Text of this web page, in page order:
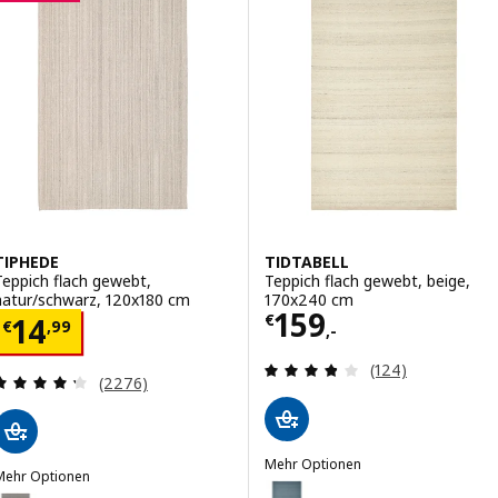
flach gewebt,
schwarz, 120x180 cm
€14,99€ 14,99
Überprüfung: 4.3 aus 5 sterne. Bewertungen
(2276)
Optionen
TIDTABELL
Teppich flach gewebt, beige,
170x240 cm
€159,-
Preis € 159,-
Überprüfung:
(124)
Mehr Optionen
TIDTABELL
Option: TIDTABELL, Teppich